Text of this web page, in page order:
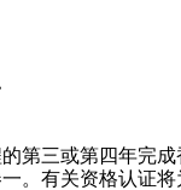
第三或第四年完
。有关资格认证